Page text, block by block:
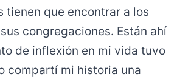
tienen que encontrar a los
congregaciones. Están ahí
de inflexión en mi vida tuvo
compartí mi historia una